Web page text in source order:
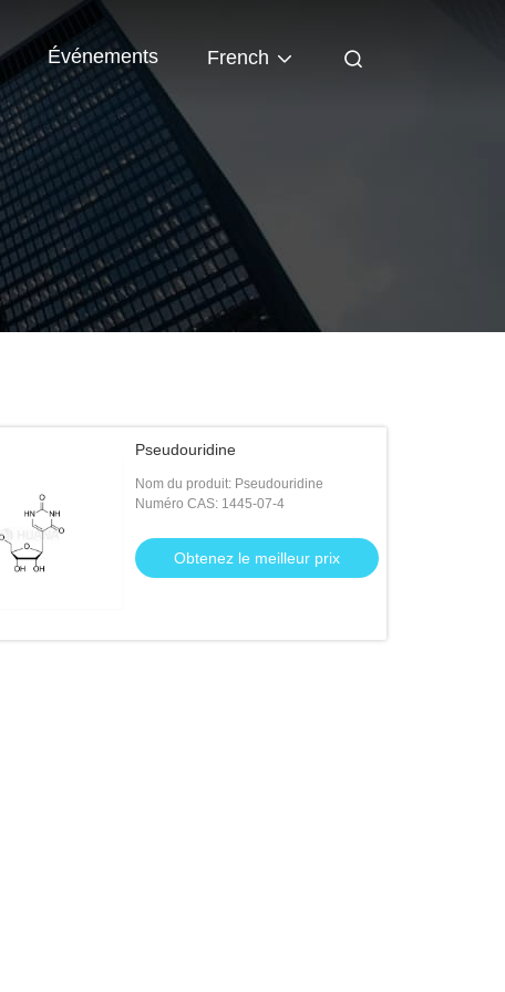
Événements French
Pseudouridine
Nom du produit: Pseudouridine
Numéro CAS: 1445-07-4
Obtenez le meilleur prix